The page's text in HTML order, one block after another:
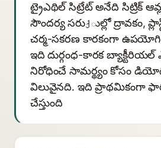
ట్రైఎథిల్ సిట్రేట్ అనేది సిట్రిక్
సౌందర్య సరుქుల్లో ద్రావకం,
చర్మ-సకరణ కారకంగా
ఇది దుర్గంధ-కారక
నిరోధించే సామర్థ్యం కోసం
విలువైనది. ఇది ప్రాథమికంగా
చేస్తుంది